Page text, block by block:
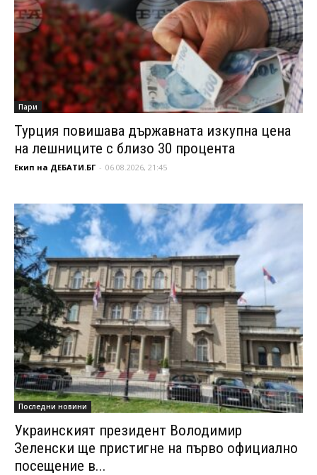
Пари
Турция повишава държавната изкупна цена
на лешниците с близо 30 процента
Екип на ДЕБАТИ.БГ - 06.08.2026, 21:45
Последни новини
Украинският президент Володимир
Зеленски ще пристигне на първо официално
посещение в...